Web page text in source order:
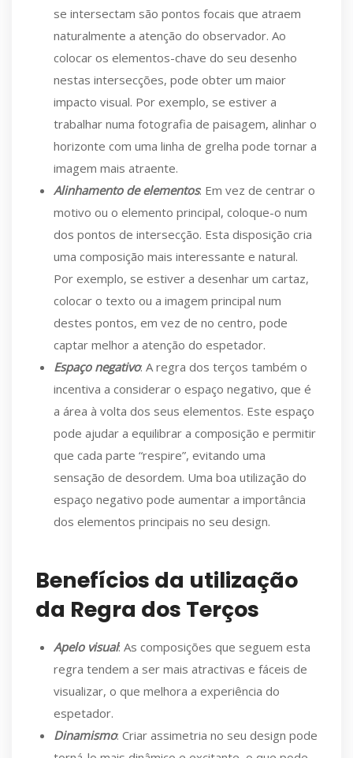
se intersectam são pontos focais que atraem
naturalmente a atenção do observador. Ao
colocar os elementos-chave do seu desenho
nestas intersecções, pode obter um maior
impacto visual. Por exemplo, se estiver a
trabalhar numa fotografia de paisagem, alinhar o
horizonte com uma linha de grelha pode tornar a
imagem mais atraente.
Alinhamento de elementos: Em vez de centrar o
motivo ou o elemento principal, coloque-o num
dos pontos de intersecção. Esta disposição cria
uma composição mais interessante e natural.
Por exemplo, se estiver a desenhar um cartaz,
colocar o texto ou a imagem principal num
destes pontos, em vez de no centro, pode
captar melhor a atenção do espetador.
Espaço negativo: A regra dos terços também o
incentiva a considerar o espaço negativo, que é
a área à volta dos seus elementos. Este espaço
pode ajudar a equilibrar a composição e permitir
que cada parte “respire”, evitando uma
sensação de desordem. Uma boa utilização do
espaço negativo pode aumentar a importância
dos elementos principais no seu design.
Benefícios da utilização
da Regra dos Terços
Apelo visual: As composições que seguem esta
regra tendem a ser mais atractivas e fáceis de
visualizar, o que melhora a experiência do
espetador.
Dinamismo: Criar assimetria no seu design pode